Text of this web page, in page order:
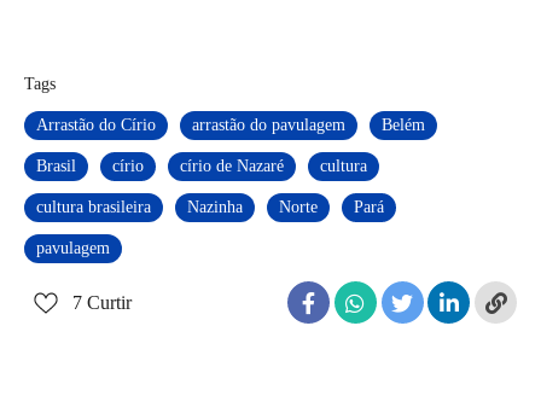
Tags
Arrastão do Círio arrastão do pavulagem Belém
Brasil círio círio de Nazaré cultura
cultura brasileira Nazinha Norte Pará
pavulagem
7 Curtir